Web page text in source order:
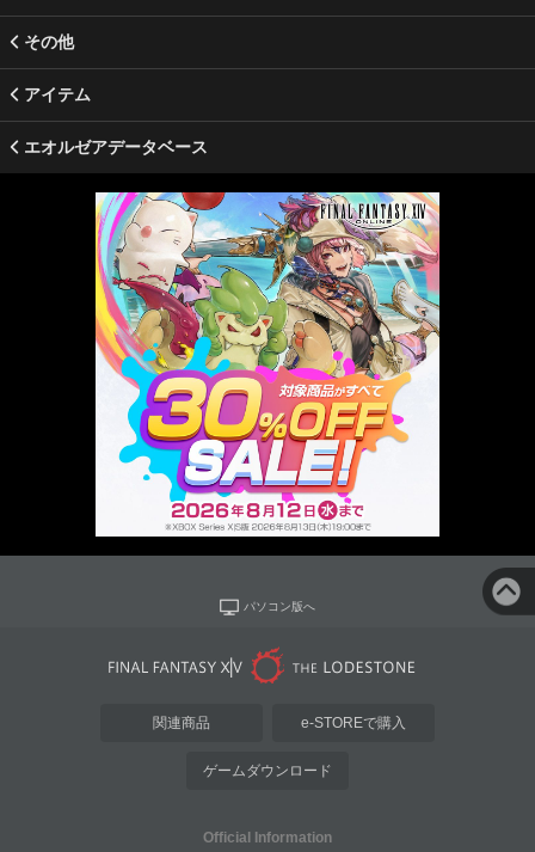
その他
アイテム
エオルゼアデータベース
パソコン版へ
関連商品 e-STOREで購入
ゲームダウンロード
Official Information